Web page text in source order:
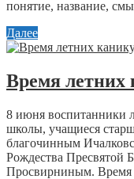
понятие, название,
Далее
Время летних
8 июня воспитанники
школы, учащиеся
благочинным
Рождества Пресвятой
Просвирниным. Время